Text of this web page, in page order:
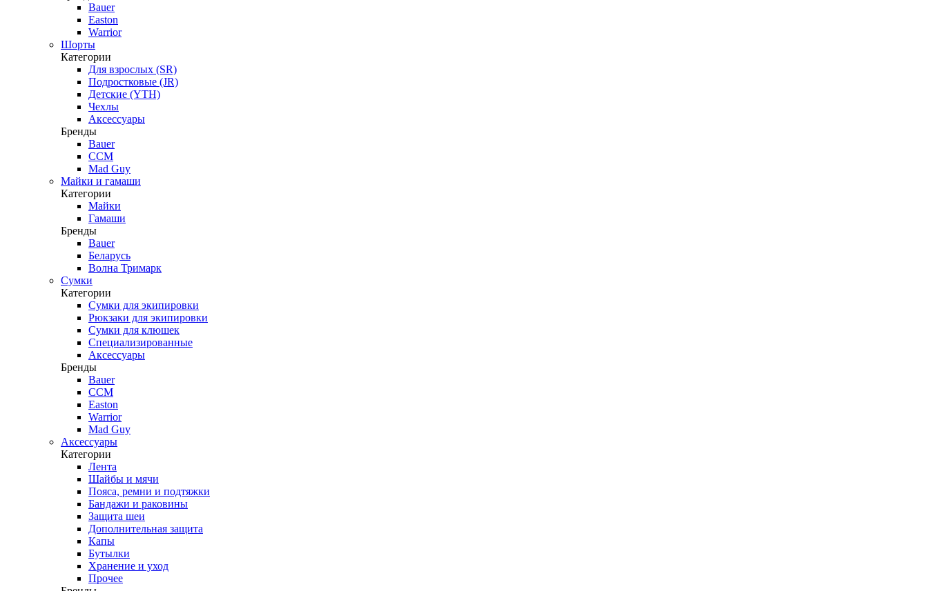
Bauer
Easton
Warrior
Шорты
Категории
Для взрослых (SR)
Подростковые (JR)
Детские (YTH)
Чехлы
Аксессуары
Бренды
Bauer
CCM
Mad Guy
Майки и гамаши
Категории
Майки
Гамаши
Бренды
Bauer
Беларусь
Волна Тримарк
Сумки
Категории
Сумки для экипировки
Рюкзаки для экипировки
Сумки для клюшек
Специализированные
Аксессуары
Бренды
Bauer
CCM
Easton
Warrior
Mad Guy
Аксессуары
Категории
Лента
Шайбы и мячи
Пояса, ремни и подтяжки
Бандажи и раковины
Защита шеи
Дополнительная защита
Капы
Бутылки
Хранение и уход
Прочее